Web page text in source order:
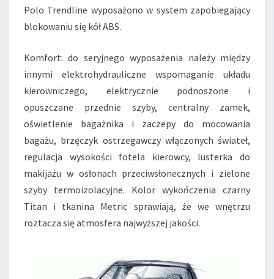
Polo Trendline wyposażono w system zapobiegający
blokowaniu się kół ABS.
Komfort: do seryjnego wyposażenia należy między
innymi elektrohydrauliczne wspomaganie układu
kierowniczego, elektrycznie podnoszone i
opuszczane przednie szyby, centralny zamek,
oświetlenie bagażnika i zaczepy do mocowania
bagażu, brzęczyk ostrzegawczy włączonych świateł,
regulacja wysokości fotela kierowcy, lusterka do
makijażu w osłonach przeciwsłonecznych i zielone
szyby termoizolacyjne. Kolor wykończenia czarny
Titan i tkanina Metric sprawiają, że we wnętrzu
roztacza się atmosfera najwyższej jakości.